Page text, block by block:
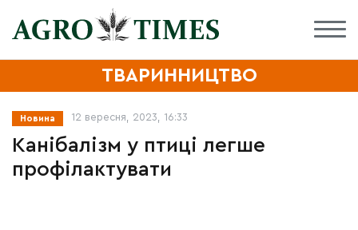
ТВАРИННИЦТВО
Новина 12 вересня, 2023, 16:33
Канібалізм у птиці легше
профілактувати